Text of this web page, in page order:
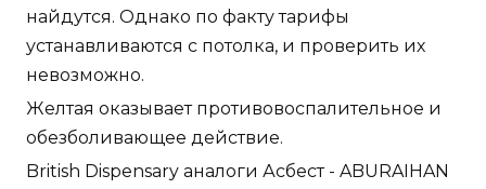
найдутся. Однако по факту тарифы
устанавливаются с потолка, и проверить их
невозможно.
Желтая оказывает противовоспалительное и
обезболивающее действие.
British Dispensary аналоги Асбест - ABURAIHAN